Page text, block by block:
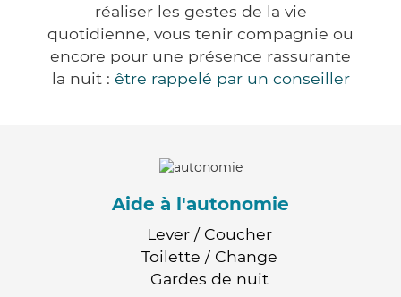
réaliser les gestes de la vie
quotidienne, vous tenir compagnie ou
encore pour une présence rassurante
la nuit : être rappelé par un conseiller
Aide à l'autonomie
Lever / Coucher
Toilette / Change
Gardes de nuit